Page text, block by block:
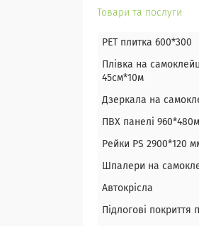
Товари та послуги
PET плитка 600*300
Плівка на
45см*10м
Дзеркала на
ПВХ панелі
Рейки PS 2900*120
Шпалери на
Автокрісла
Підлогові покриття